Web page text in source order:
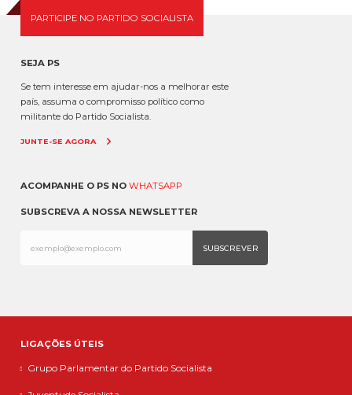
PARTICIPE NO PARTIDO SOCIALISTA
SEJA PS
Se tem interesse em ajudar-nos a melhorar este
país, assuma o compromisso político como
militante do Partido Socialista.
JUNTE-SE AGORA
ACOMPANHE O PS NO WHATSAPP
SUBSCREVA A NOSSA NEWSLETTER
LIGAÇÕES ÚTEIS
Grupo Parlamentar do Partido Socialista